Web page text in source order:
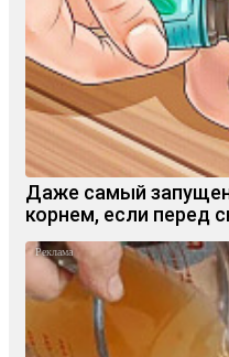
Даже самый
корнем, если перед